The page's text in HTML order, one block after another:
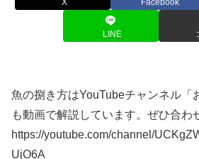
X Facebook
LINE
魚の捌き方はYouTubeチャンネル「
も動画で解説しています。ぜひ合わ
https://youtube.com/channel/
UjO6A